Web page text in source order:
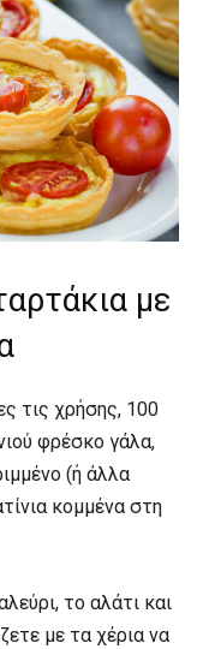
με
τις χρήσης, 100
φρέσκο γάλα,
(ή άλλα
κομμένα στη
το αλάτι και
με τα χέρια να